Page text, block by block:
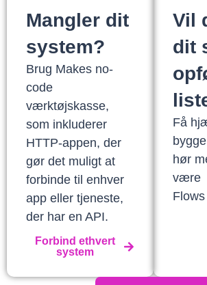
Mangler dit
system?
Brug Makes no-
code
værktøjskasse,
som inkluderer
HTTP-appen, der
gør det muligt at
forbinde til enhver
app eller tjeneste,
der har en API.
Forbind ethvert
system
Vil
dit
Få
hør
være